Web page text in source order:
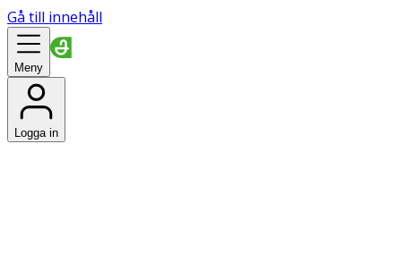
Gå till innehåll
Meny
Logga in